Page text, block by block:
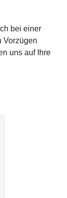
bei einer
Vorzügen
uns auf Ihre